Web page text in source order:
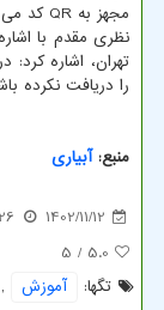
مجهز به QR کد می شوند.
را دریافت نکرده
منبع:آبیاری
1402/11/12
5.0
/ 5
تگها:
آموزش ,